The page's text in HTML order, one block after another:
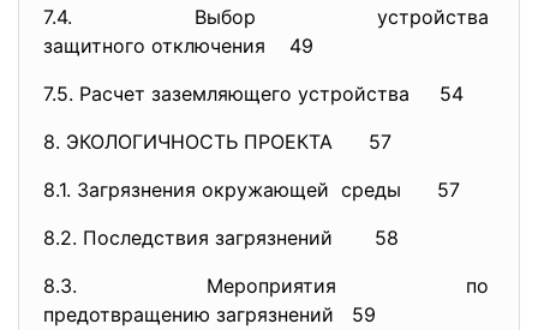
7.4. Выбор устройства
защитного отключения 49
7.5. Расчет заземляющего устройства 54
8. ЭКОЛОГИЧНОСТЬ ПРОЕКТА 57
8.1. Загрязнения окружающей среды 57
8.2. Последствия загрязнений 58
8.3. Мероприятия по
предотвращению загрязнений 59